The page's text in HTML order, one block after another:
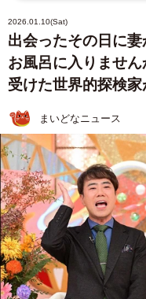
2026.01.10(Sat)
出会ったその日に
お風呂に入りませ
受けた世界的探検
まいどなニュース